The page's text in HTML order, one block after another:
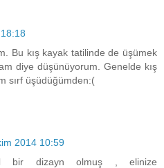
Bu kış kayak tatilinde de üşümek
diye düşünüyorum. Genelde kış
sırf üşüdüğümden:(
2014 10:59
bir dizayn olmuş , elinize